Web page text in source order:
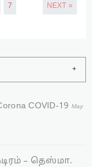
7 NEXT »
COVID-19 May
– தெஸ்மா.